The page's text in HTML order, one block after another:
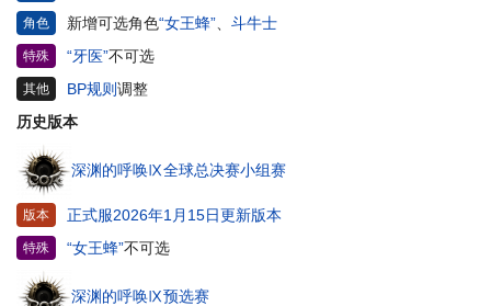
角色 新增可选角色“女王蜂” 斗牛士
特殊 “牙医”不可选
其他 BP规则调整
历史版本
深渊的呼唤Ⅸ全球总决赛小组赛
版本 正式服2026年1月15日更新版本
特殊 “女王蜂”不可选
深渊的呼唤Ⅸ预选赛